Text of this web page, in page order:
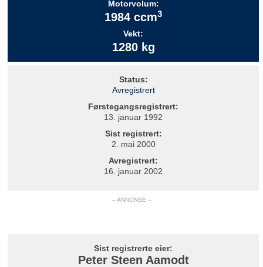
Motorvolum:
1984 ccm3
Vekt:
1280 kg
Status:
Avregistrert
Førstegangsregistrert:
13. januar 1992
Sist registrert:
2. mai 2000
Avregistrert:
16. januar 2002
– ANNONSE –
Sist registrerte eier:
Peter Steen Aamodt